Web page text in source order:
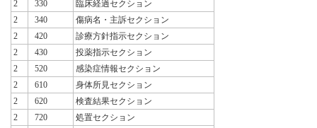
2
330
臨床経過セクション
2
340
傷病名・主訴セクション
2
420
診療方針指示セクション
2
430
投薬指示セクション
2
520
感染症情報セクション
2
610
身体所見セクション
2
620
検査結果セクション
2
720 処置セクション